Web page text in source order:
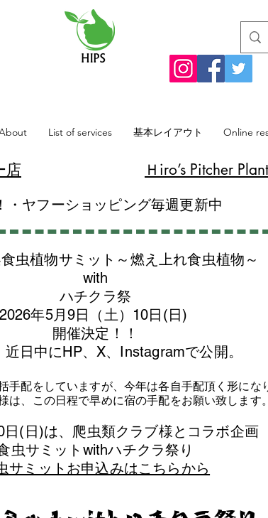
List of services 基本レイアウト Online
店 Ｈiro’s Pitcher
・ヤフーショッピング毎週更新中
虫植物サミット～燃え上れ食虫植物～
with
​ハチクラ祭
2026年5月9日（土）10日(日)
​開催決定！！
日中にHP、X、Instagramで公開。
手配をしていますが、今年は各自手配頂く形にな
は、この日程で早めに宿の手配をお願い致します。
日(日)は、爬虫類クラブ様とコラボ企画
虫サミットwithハチクラ祭り
サミットお申込みはこちらから